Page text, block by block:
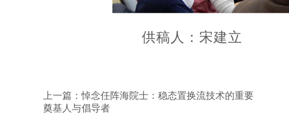
供稿人：宋建立
上一篇：悼念任阵海院士：稳态置换流技术的重要
奠基人与倡导者